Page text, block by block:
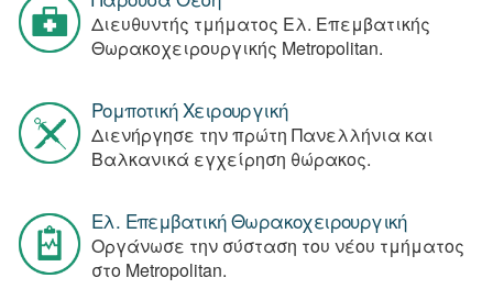
Διευθυντής τμήματος Ελ. Επεμβατικής
Θωρακοχειρουργικής Metropolitan.
Ρομποτική Χειρουργική
Διενήργησε την πρώτη Πανελλήνια και
Βαλκανικά εγχείρηση θώρακος.
Ελ. Επεμβατική Θωρακοχειρουργική
Οργάνωσε την σύσταση του νέου τμήματος
στο Metropolitan.